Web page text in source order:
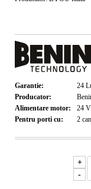
Garantie: 24
Producator:
Alimentare motor:
24 V
Pentru porti cu:
2
+
-